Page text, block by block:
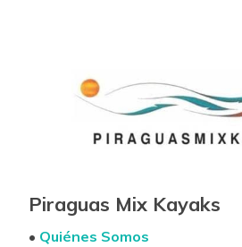
Piraguas Mix Kayaks
• Quiénes Somos